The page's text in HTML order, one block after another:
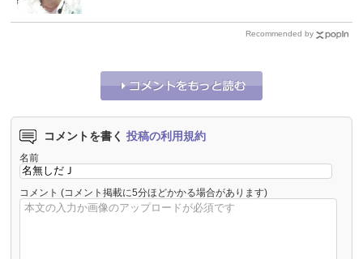
Recommended by
コメントを書く 投稿の利用規約
名前
コメント (コメント掲載に5分ほどかかる場合があります)